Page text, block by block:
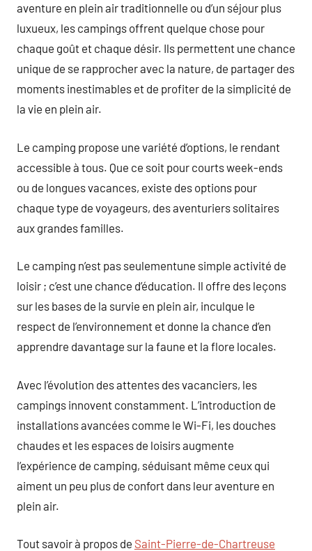
aventure en plein air traditionnelle ou d’un séjour plus
luxueux, les campings offrent quelque chose pour
chaque goût et chaque désir. Ils permettent une chance
unique de se rapprocher avec la nature, de partager des
moments inestimables et de profiter de la simplicité de
la vie en plein air.
Le camping propose une variété d’options, le rendant
accessible à tous. Que ce soit pour courts week-ends
ou de longues vacances, existe des options pour
chaque type de voyageurs, des aventuriers solitaires
aux grandes familles.
Le camping n’est pas seulementune simple activité de
loisir ; c’est une chance d’éducation. Il offre des leçons
sur les bases de la survie en plein air, inculque le
respect de l’environnement et donne la chance d’en
apprendre davantage sur la faune et la flore locales.
Avec l’évolution des attentes des vacanciers, les
campings innovent constamment. L’introduction de
installations avancées comme le Wi-Fi, les douches
chaudes et les espaces de loisirs augmente
l’expérience de camping, séduisant même ceux qui
aiment un peu plus de confort dans leur aventure en
plein air.
Tout savoir à propos de Saint-Pierre-de-Chartreuse